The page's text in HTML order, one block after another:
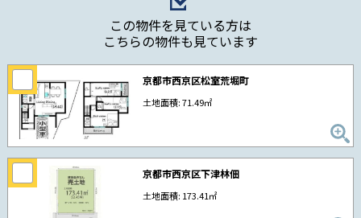
この物件を見ている方は
こちらの物件も見ています
京都市西京区松室荒堀町
土地面積: 71.49㎡
京都市西京区下津林佃
土地面積: 173.41㎡